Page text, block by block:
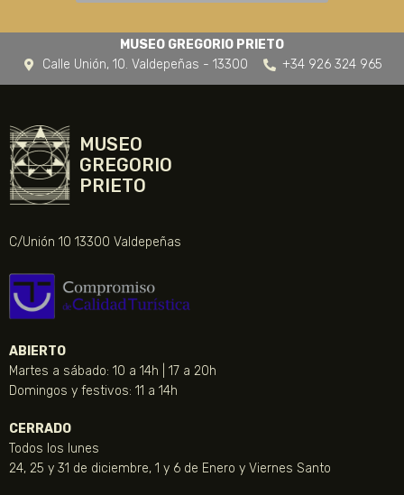
MUSEO GREGORIO PRIETO
Calle Unión, 10. Valdepeñas - 13300
+34 926 324 965
MUSEO
GREGORIO
PRIETO
C/Unión 10 13300 Valdepeñas
ABIERTO
Martes a sábado: 10 a 14h | 17 a 20h
Domingos y festivos: 11 a 14h
CERRADO
Todos los lunes
24, 25 y 31 de diciembre, 1 y 6 de Enero y Viernes Santo